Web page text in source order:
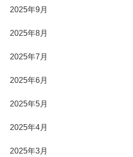
2025年9月
2025年8月
2025年7月
2025年6月
2025年5月
2025年4月
2025年3月